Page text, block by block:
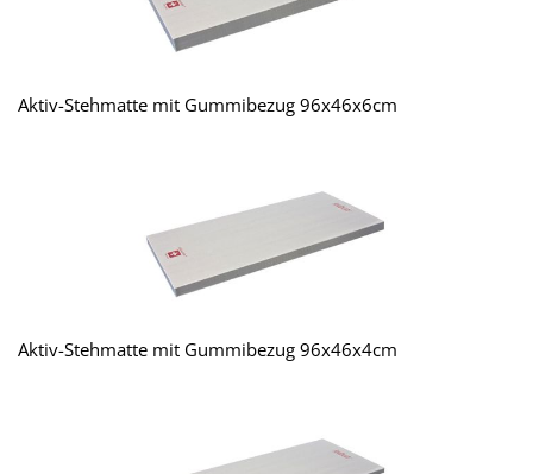
Aktiv-Stehmatte mit Gummibezug 96x46x6cm
Aktiv-Stehmatte mit Gummibezug 96x46x4cm